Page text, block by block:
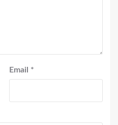
Email *